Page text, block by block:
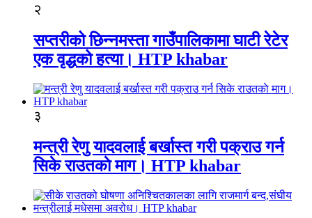
२
सप्तरीको छिन्नमस्ता गाउँपालिकामा घाटी रेटेर
एक वृद्धको हत्या। HTP khabar
३
मन्त्री रेणु यादवलाई बर्खास्त गरी पक्राउ गर्न
सिके राउतकाे माग। HTP khabar